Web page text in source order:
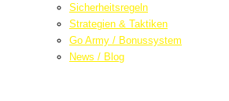
Sicherheitsregeln
Strategien & Taktiken
Go Army / Bonussystem
News / Blog